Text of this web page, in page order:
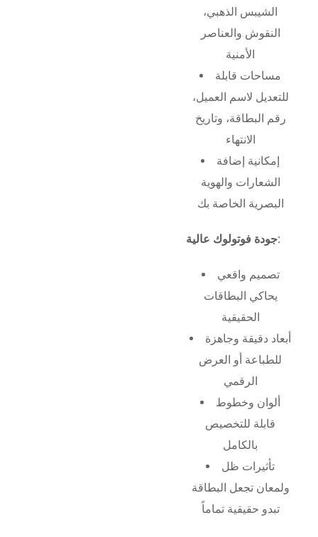
الشيبس الذهبي،
النقوش والعناصر
الأمنية
مساحات قابلة
للتعديل لاسم العميل،
رقم البطاقة، وتاريخ
الانتهاء
إمكانية إضافة
الشعارات والهوية
البصرية الخاصة بك
جودة فوتولوك عالية:
تصميم واقعي
يحاكي البطاقات
الحقيقية
أبعاد دقيقة وجاهزة
للطباعة أو العرض
الرقمي
ألوان وخطوط
قابلة للتخصيص
بالكامل
تأثيرات ظل
ولمعان تجعل البطاقة
تبدو حقيقية تماماً